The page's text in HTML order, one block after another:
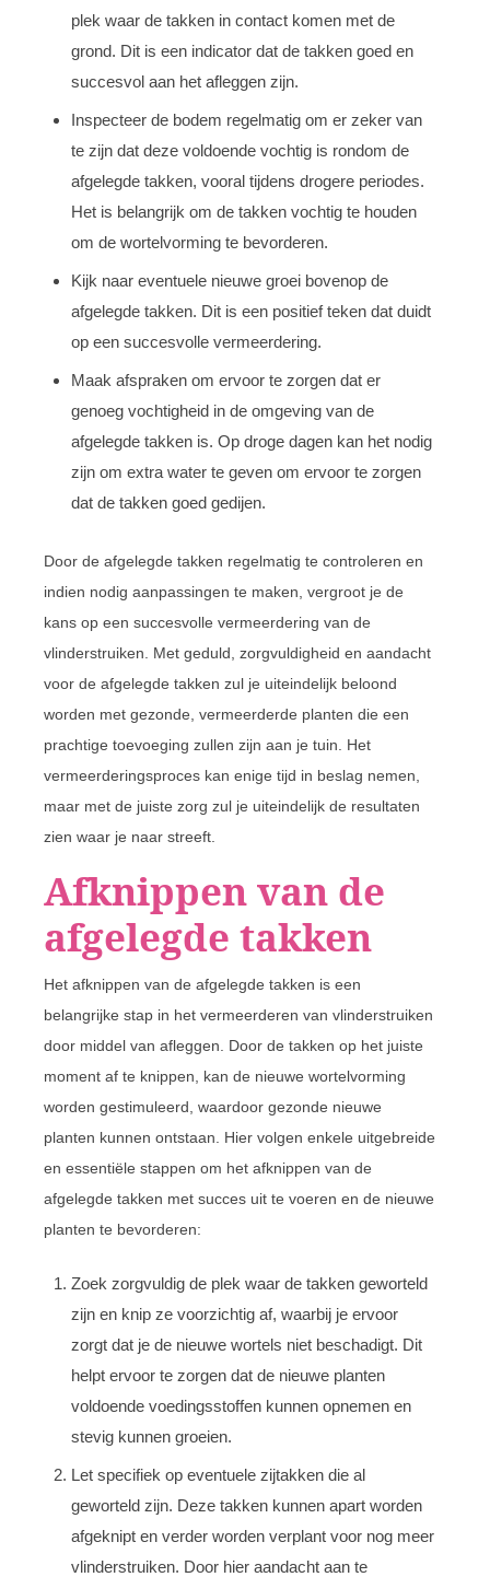
plek waar de takken in contact komen met de
grond. Dit is een indicator dat de takken goed en
succesvol aan het afleggen zijn.
Inspecteer de bodem regelmatig om er zeker van
te zijn dat deze voldoende vochtig is rondom de
afgelegde takken, vooral tijdens drogere periodes.
Het is belangrijk om de takken vochtig te houden
om de wortelvorming te bevorderen.
Kijk naar eventuele nieuwe groei bovenop de
afgelegde takken. Dit is een positief teken dat duidt
op een succesvolle vermeerdering.
Maak afspraken om ervoor te zorgen dat er
genoeg vochtigheid in de omgeving van de
afgelegde takken is. Op droge dagen kan het nodig
zijn om extra water te geven om ervoor te zorgen
dat de takken goed gedijen.
Door de afgelegde takken regelmatig te controleren en
indien nodig aanpassingen te maken, vergroot je de
kans op een succesvolle vermeerdering van de
vlinderstruiken. Met geduld, zorgvuldigheid en aandacht
voor de afgelegde takken zul je uiteindelijk beloond
worden met gezonde, vermeerderde planten die een
prachtige toevoeging zullen zijn aan je tuin. Het
vermeerderingsproces kan enige tijd in beslag nemen,
maar met de juiste zorg zul je uiteindelijk de resultaten
zien waar je naar streeft.
Afknippen van de
afgelegde takken
Het afknippen van de afgelegde takken is een
belangrijke stap in het vermeerderen van vlinderstruiken
door middel van afleggen. Door de takken op het juiste
moment af te knippen, kan de nieuwe wortelvorming
worden gestimuleerd, waardoor gezonde nieuwe
planten kunnen ontstaan. Hier volgen enkele uitgebreide
en essentiële stappen om het afknippen van de
afgelegde takken met succes uit te voeren en de nieuwe
planten te bevorderen:
Zoek zorgvuldig de plek waar de takken geworteld
zijn en knip ze voorzichtig af, waarbij je ervoor
zorgt dat je de nieuwe wortels niet beschadigt. Dit
helpt ervoor te zorgen dat de nieuwe planten
voldoende voedingsstoffen kunnen opnemen en
stevig kunnen groeien.
Let specifiek op eventuele zijtakken die al
geworteld zijn. Deze takken kunnen apart worden
afgeknipt en verder worden verplant voor nog meer
vlinderstruiken. Door hier aandacht aan te